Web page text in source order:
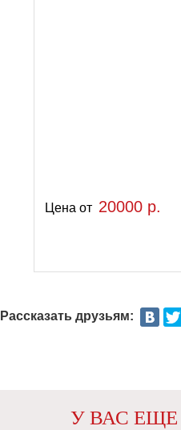
Цена от 20000 р.
Рассказать друзьям:
У ВАС